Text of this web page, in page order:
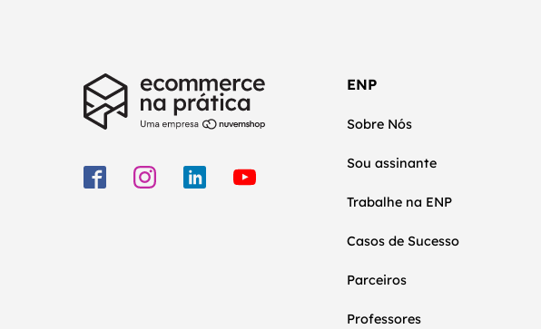
ENP
Sobre Nós
Sou assinante
Trabalhe na ENP
Casos de Sucesso
Parceiros
Professores